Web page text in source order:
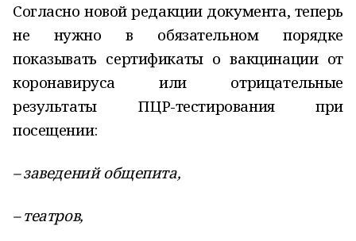
Согласно новой редакции документа, теперь
не нужно в обязательном порядке
показывать сертификаты о вакцинации от
коронавируса или отрицательные
результаты ПЦР-тестирования при
посещении:
– заведений общепита,
– театров,